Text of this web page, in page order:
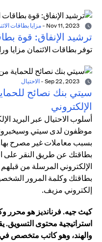
-مزايا بطاقات
ترشيد الإنفاق: قوة
توفر بطاقات الائتمان مزايا
- الاحتيال
سيتي بنك نصائح
الإلكتروني
أسلوب الاحتيال عبر البريد
موظفون لدى سيتي
بسبب معاملات غير مصرح
بطاقتك عن طريق النقر على
الإلكتروني المرسلة من
بطاقتك وكلمة المرور
إلكتروني مزيف.
كيث جيه. فرنانديز هو محرر
استراتيجية محتوى التسويق.
والهند، وهو كاتب متخصص في